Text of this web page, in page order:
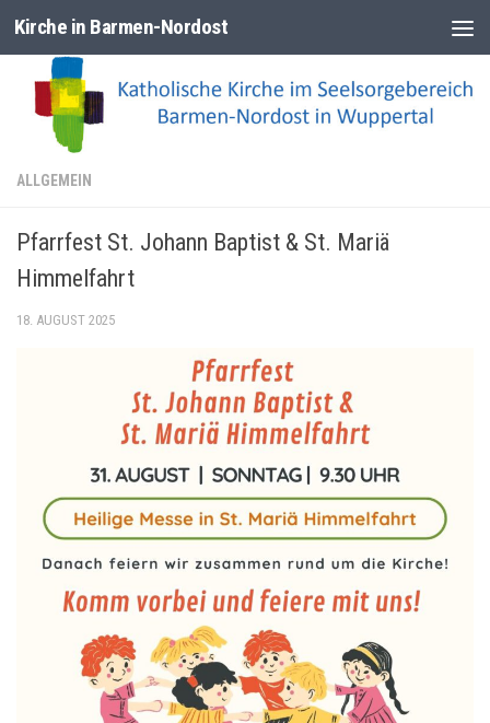
Zum Inhalt springen
Kirche in Barmen-Nordost
ALLGEMEIN
Pfarrfest St. Johann Baptist & St. Mariä
Himmelfahrt
18. AUGUST 2025